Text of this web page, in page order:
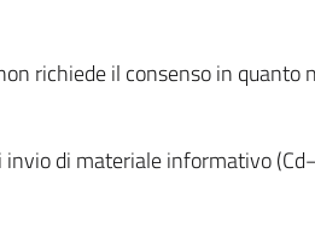
richiede il consenso in
di materiale informativo